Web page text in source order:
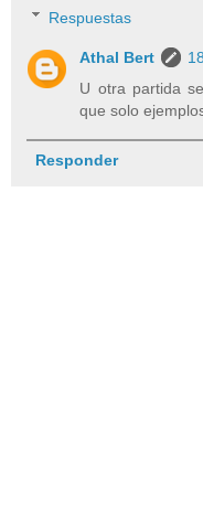
Respuestas
Athal Bert
U otra partida
que solo
Responder